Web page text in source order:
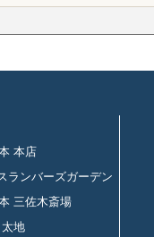
本店
ランバーズガーデン
三佐木斎場
地